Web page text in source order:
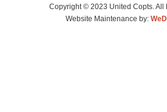
Copyright © 2023 United Copts. All
Website Maintenance by: